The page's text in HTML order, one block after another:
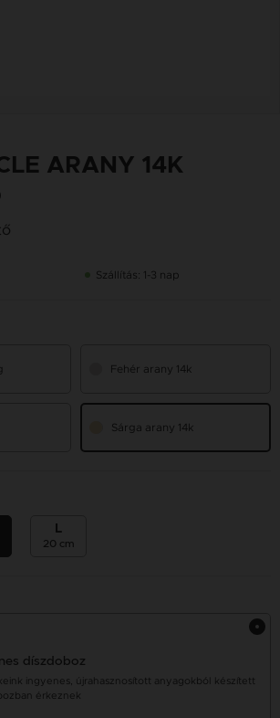
ARANY 14K
Szállítás: 1-3 nap
Fehér arany 14k
Sárga arany 14k
L
20 cm
díszdoboz
ingyenes, újrahasznosított anyagokból készített
érkeznek